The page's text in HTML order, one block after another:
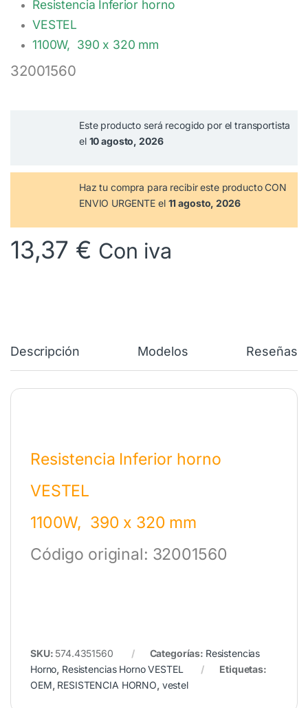
Resistencia Inferior horno
VESTEL
1100W, 390 x 320 mm
32001560
Este producto será recogido por el transportista
el 10 agosto, 2026
Haz tu compra para recibir este producto CON
ENVIO URGENTE el 11 agosto, 2026
13,37 € Con iva
Descripción Modelos Reseñas
Resistencia Inferior horno
VESTEL
1100W, 390 x 320 mm
Código original: 32001560
SKU: 574.4351560 Categorías: Resistencias
Horno, Resistencias Horno VESTEL
Etiquetas:
OEM, RESISTENCIA HORNO, vestel